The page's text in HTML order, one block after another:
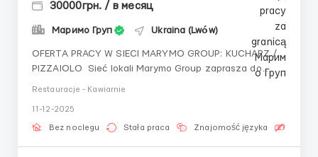
30000грн. / в месяц
Маримо Груп Ukraina (Lwów)
OFERTA PRACY W SIECI MARYMO GROUP: KUCHARZ /
PIZZAIOLO Sieć lokali Marymo Group zaprasza do
Przygotowywanie potraw/pizzy- Kontrola jakości,
szybkości i prezentacji- Utrzymanie czystości w
Restauracje - Kawiarnie
11-12-2025
Bez noclegu Stała praca Znajomość języka